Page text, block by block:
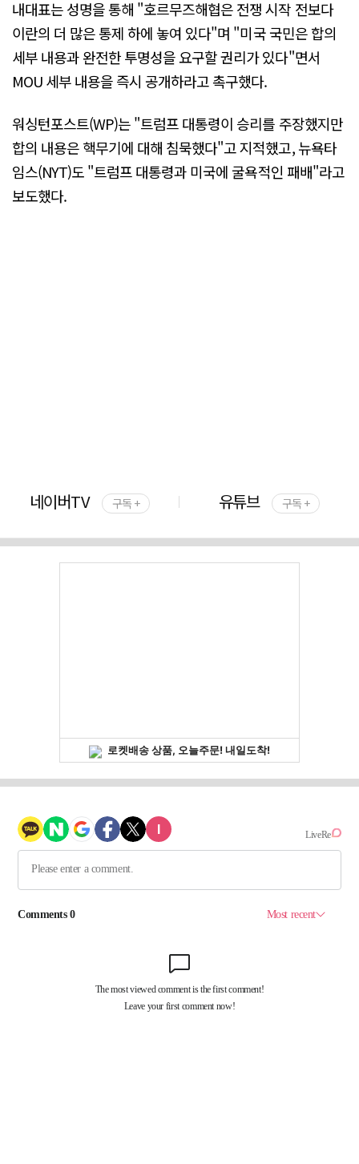
내대표는 성명을 통해 "호르무즈해협은 전쟁 시작 전보다
이란의 더 많은 통제 하에 놓여 있다"며 "미국 국민은 합의
세부 내용과 완전한 투명성을 요구할 권리가 있다"면서
MOU 세부 내용을 즉시 공개하라고 촉구했다.
워싱턴포스트(WP)는 "트럼프 대통령이 승리를 주장했지만
합의 내용은 핵무기에 대해 침묵했다"고 지적했고, 뉴욕타
임스(NYT)도 "트럼프 대통령과 미국에 굴욕적인 패배"라고
보도했다.
네이버TV 구독 + 유튜브 구독 +